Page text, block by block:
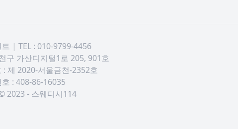
| TEL : 010-9799-4456
구 가산디지털1로 205, 901호
제 2020-서울금천-2352호
: 408-86-16035
2023 - 스웨디시114